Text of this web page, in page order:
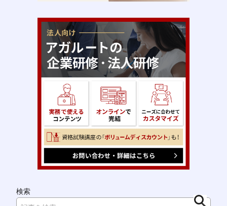
検索
検